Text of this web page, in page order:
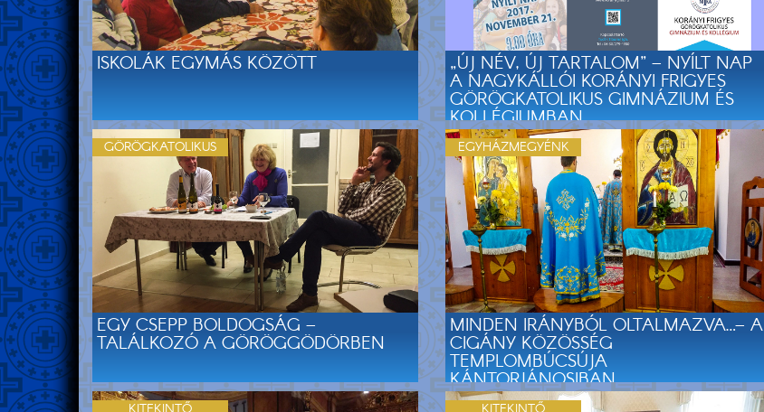
ISKOLÁK EGYMÁS KÖZÖTT „ÚJ NÉV, ÚJ TARTALOM” – NYÍLT NAP
A NAGYKÁLLÓI KORÁNYI FRIGYES
GÖRÖGKATOLIKUS GIMNÁZIUM ÉS
KOLLÉGIUMBAN
EGY CSEPP BOLDOGSÁG –
TALÁLKOZÓ A GÖRÖGGÖDÖRBEN
GÖRÖGKATOLIKUS
MINDEN IRÁNYBÓL OLTALMAZVA…– A
CIGÁNY KÖZÖSSÉG
TEMPLOMBÚCSÚJA
KÁNTORJÁNOSIBAN
EGYHÁZMEGYÉNK